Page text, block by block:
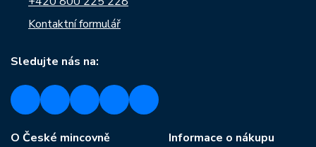
Kontaktní formulář
Sledujte nás na:
O České mincovně Informace o nákupu